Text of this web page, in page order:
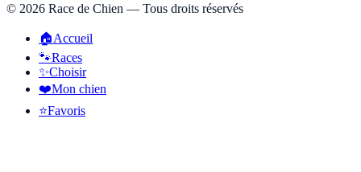
© 2026 Race de Chien — Tous droits réservés
🏠Accueil
🐾Races
✨Choisir
❤️Mon chien
⭐Favoris